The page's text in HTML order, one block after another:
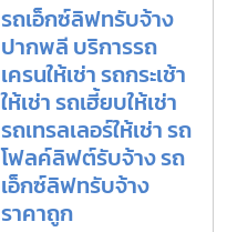
รถเอ็กซ์ลิฟทรับจ้าง
ปากพลี บริการรถ
เครนให้เช่า รถกระเช้า
ให้เช่า รถเฮี้ยบให้เช่า
รถเทรลเลอร์ให้เช่า รถ
โฟลค์ลิฟต์รับจ้าง รถ
เอ็กซ์ลิฟทรับจ้าง
ราคาถูก